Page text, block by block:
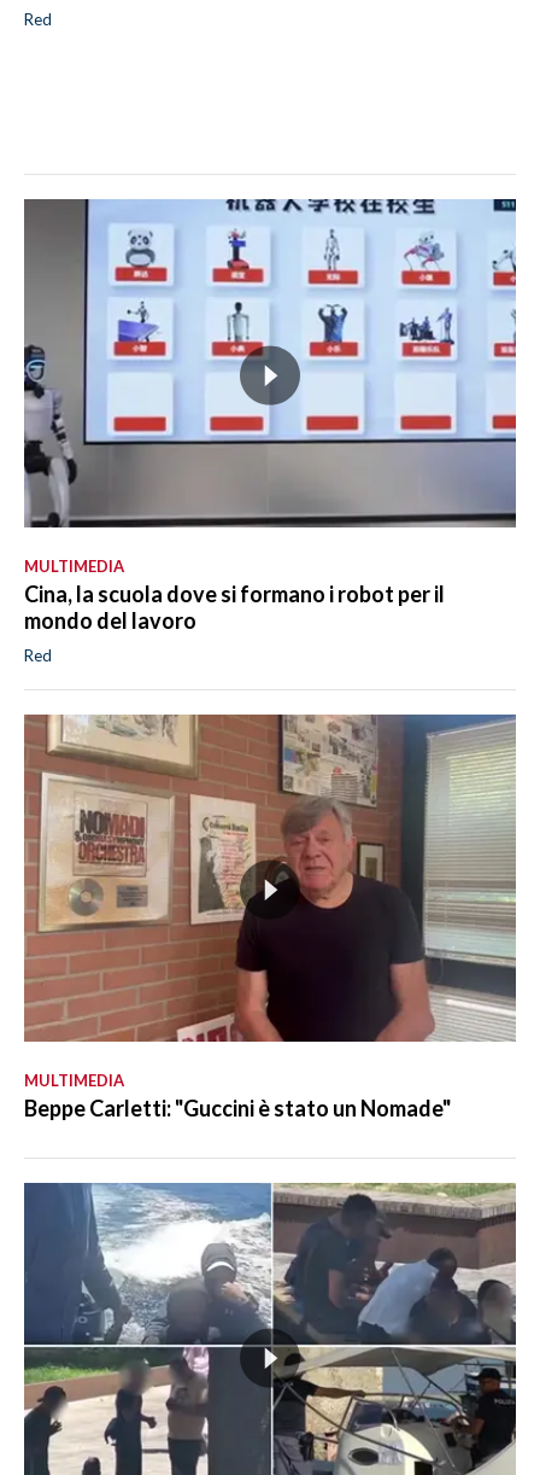
Red
MULTIMEDIA
Cina, la scuola dove si formano i robot per il
mondo del lavoro
Red
MULTIMEDIA
Beppe Carletti: "Guccini è stato un Nomade"